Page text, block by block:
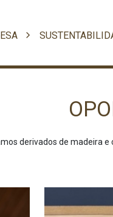
derivados de madeira